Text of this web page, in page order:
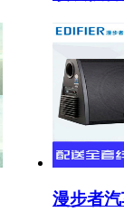
漫步者